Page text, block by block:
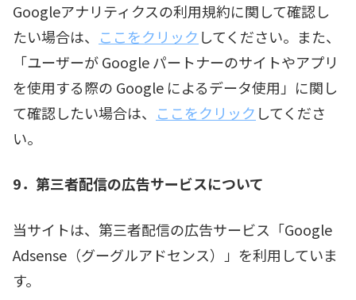
Googleアナリティクスの利用規約に関して確認し
たい場合は、 ここをクリック してください。また、
「ユーザーが Google パートナーのサイトやアプリ
を使用する際の Google によるデータ使用」に関し
て確認したい場合は、 ここをクリック してくださ
い。
9．第三者配信の広告サービスについて
当サイトは、第三者配信の広告サービス「Google
Adsense（グーグルアドセンス）」を利用していま
す。